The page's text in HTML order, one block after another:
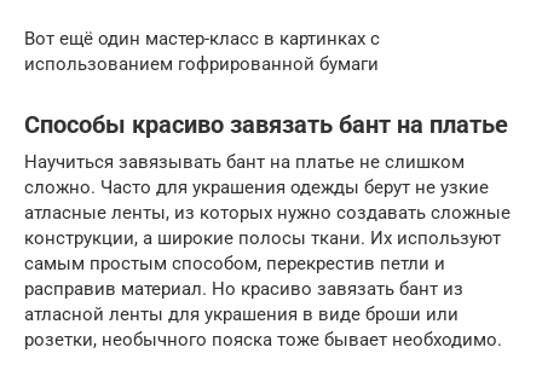
Вот ещё один мастер-класс в картинках с
использованием гофрированной бумаги
Способы красиво завязать бант на платье
Научиться завязывать бант на платье не слишком
сложно. Часто для украшения одежды берут не узкие
атласные ленты, из которых нужно создавать сложные
конструкции, а широкие полосы ткани. Их используют
самым простым способом, перекрестив петли и
расправив материал. Но красиво завязать бант из
атласной ленты для украшения в виде броши или
розетки, необычного пояска тоже бывает необходимо.